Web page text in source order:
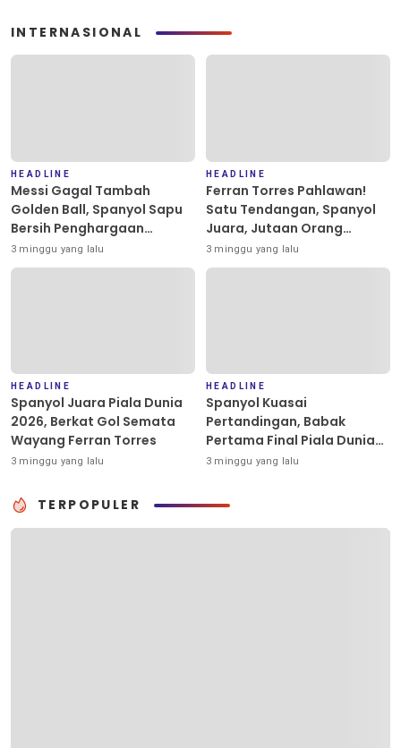
INTERNASIONAL
HEADLINE
Messi Gagal Tambah
Golden Ball, Spanyol Sapu
Bersih Penghargaan
Individu Piala Dunia 2026
3 minggu yang lalu
HEADLINE
Ferran Torres Pahlawan!
Satu Tendangan, Spanyol
Juara, Jutaan Orang
Berpesta
3 minggu yang lalu
HEADLINE
Spanyol Juara Piala Dunia
2026, Berkat Gol Semata
Wayang Ferran Torres
3 minggu yang lalu
HEADLINE
Spanyol Kuasai
Pertandingan, Babak
Pertama Final Piala Dunia
2026 Masih Tanpa Gol
3 minggu yang lalu
TERPOPULER